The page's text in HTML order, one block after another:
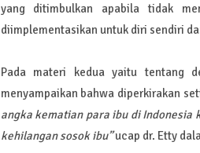
yang ditimbulkan apabila tidak
diimplementasikan untuk diri sendiri
Pada materi kedua yaitu tentang
menyampaikan bahwa diperkirakan
angka kematian para ibu di
kehilangan sosok ibu”ucap dr. Etty